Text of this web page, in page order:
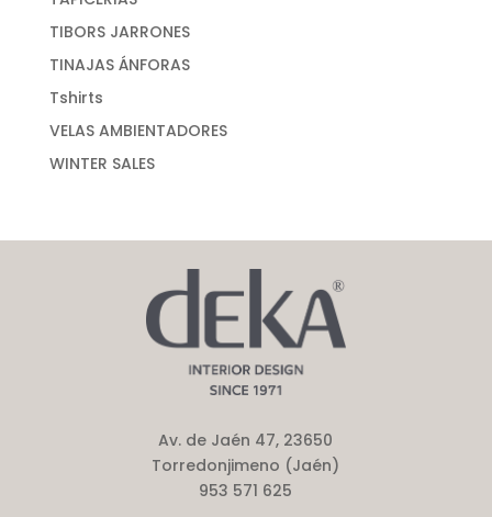
TIBORS JARRONES
TINAJAS ÁNFORAS
Tshirts
VELAS AMBIENTADORES
WINTER SALES
Av. de Jaén 47, 23650
Torredonjimeno (Jaén)
953 571 625